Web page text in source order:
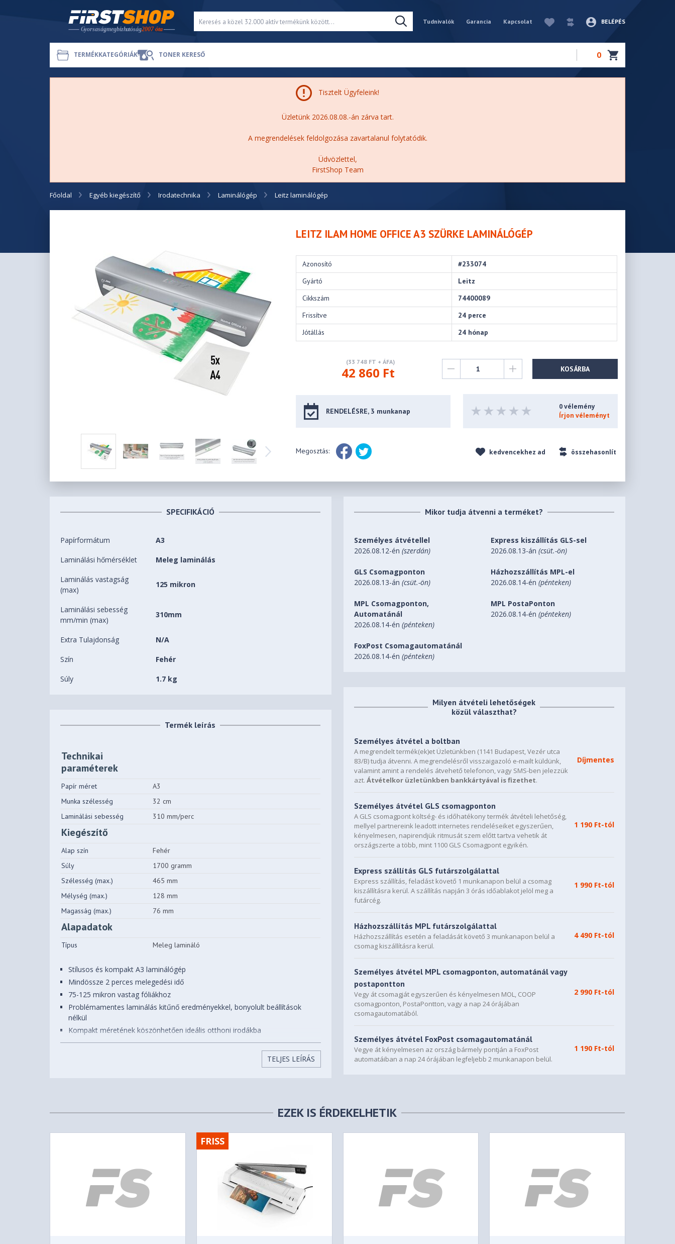
Tudnivalók Garancia Kapcsolat BELÉPÉS
TERMÉKKATEGÓRIÁK TONER KERESŐ 0
Tisztelt Ügyfeleink!
Üzletünk 2026.08.08.-án zárva tart.
A megrendelések feldolgozása zavartalanul folytatódik.
Üdvözlettel,
FirstShop Team
Főoldal Egyéb kiegészítő Irodatechnika Laminálógép Leitz laminálógép
LEITZ ILAM HOME OFFICE A3 SZÜRKE LAMINÁLÓGÉP
Azonosító
#233074
Gyártó
Leitz
Cikkszám
74400089
Frissítve
24 perce
Jótállás
24 hónap
(33 748 FT + ÁFA)
42 860 Ft KOSÁRBA
RENDELÉSRE, 3 munkanap
0 vélemény
Írjon véleményt
Megosztás: kedvencekhez ad összehasonlít
SPECIFIKÁCIÓ
Papírformátum A3
Laminálási hőmérséklet Meleg laminálás
Laminálás vastagság
(max)
125 mikron
Laminálási sebesség
mm/min (max)
310mm
Extra Tulajdonság N/A
Szín Fehér
Súly 1.7 kg
Termék leírás
Technikai
paraméterek
Papír méret
A3
Munka szélesség
32 cm
Laminálási sebesség
310 mm/perc
Kiegészítő
Alap szín
Fehér
Súly
1700 gramm
Szélesség (max.)
465 mm
Mélység (max.)
128 mm
Magasság (max.)
76 mm
Alapadatok
Típus Meleg lamináló
Stílusos és kompakt A3 laminálógép
Mindössze 2 perces melegedési idő
75-125 mikron vastag fóliákhoz
Problémamentes laminálás kitűnő eredményekkel, bonyolult beállítások
nélkül
Kompakt méretének köszönhetően ideális otthoni irodákba
2 perc alatt bemelegszik - nincsen hosszú várakozási idő
Alacsony energiafelhasználás, automatikus kikapcsolás 15 használaton kívül
A lamináláshoz Leitz UDT laminálófóliák használata javasolt
TELJES LEÍRÁS
Mikor tudja átvenni a terméket?
Személyes átvétellel
2026.08.12-én(szerdán)
Express kiszállítás GLS-sel
2026.08.13-án (csüt.-ön)
GLS Csomagponton
2026.08.13-án(csüt.-ön)
Házhozszállítás MPL-el
2026.08.14-én (pénteken)
MPL Csomagponton,
Automatánál
2026.08.14-én(pénteken)
MPL PostaPonton
2026.08.14-én (pénteken)
FoxPost Csomagautomatánál
2026.08.14-én(pénteken)
Milyen átvételi lehetőségek
közül választhat?
Személyes átvétel a boltban
A megrendelt termék(ek)et Üzletünkben (1141 Budapest, Vezér utca
83/B) tudja átvenni. A megrendelésről visszaigazoló e-mailt küldünk,
valamint amint a rendelés átvehető telefonon, vagy SMS-ben jelezzük
azt.Átvételkor üzletünkben bankkártyával is fizethet.
Díjmentes
Személyes átvétel GLS csomagponton
A GLS csomagpont költség- és időhatékony termék átvételi lehetőség,
mellyel partnereink leadott internetes rendeléseiket egyszerűen,
kényelmesen, napirendjük ritmusát szem előtt tartva vehetik át
országszerte a több, mint 1100 GLS Csomagpont egyikén.
1 190 Ft-tól
Express szállítás GLS futárszolgálattal
Express szállítás, feladást követő 1 munkanapon belül a csomag
kiszállításra kerül. A szállítás napján 3 órás időablakot jelöl meg a
futárcég.
1 990 Ft-tól
Házhozszállítás MPL futárszolgálattal
Házhozszállítás esetén a feladását követő 3 munkanapon belül a
csomag kiszállításra kerül.
4 490 Ft-tól
Személyes átvétel MPL csomagponton, automatánál vagy
postapontton
Vegy át csomagját egyszerűen és kényelmesen MOL, COOP
csomagponton, PostaPontton, vagy a nap 24 órájában
csomagautomatából.
2 990 Ft-tól
Személyes átvétel FoxPost csomagautomatánál
Vegye át kényelmesen az ország bármely pontján a FoxPost
automatáiban a nap 24 órájában legfeljebb 2 munkanapon belül.
1 190 Ft-tól
EZEK IS ÉRDEKELHETIK
FRISS